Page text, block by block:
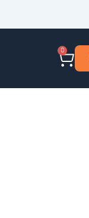
0